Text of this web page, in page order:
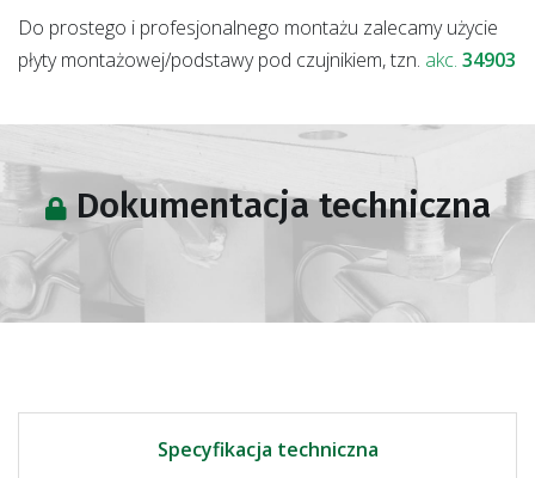
Do prostego i profesjonalnego montażu zalecamy użycie
płyty montażowej/podstawy pod czujnikiem, tzn. akc. 34903
Dokumentacja techniczna
Specyfikacja techniczna